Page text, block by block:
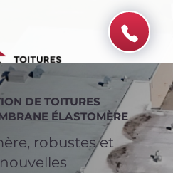
DE TOITURES
ÉLASTOMÈRE
robustes et